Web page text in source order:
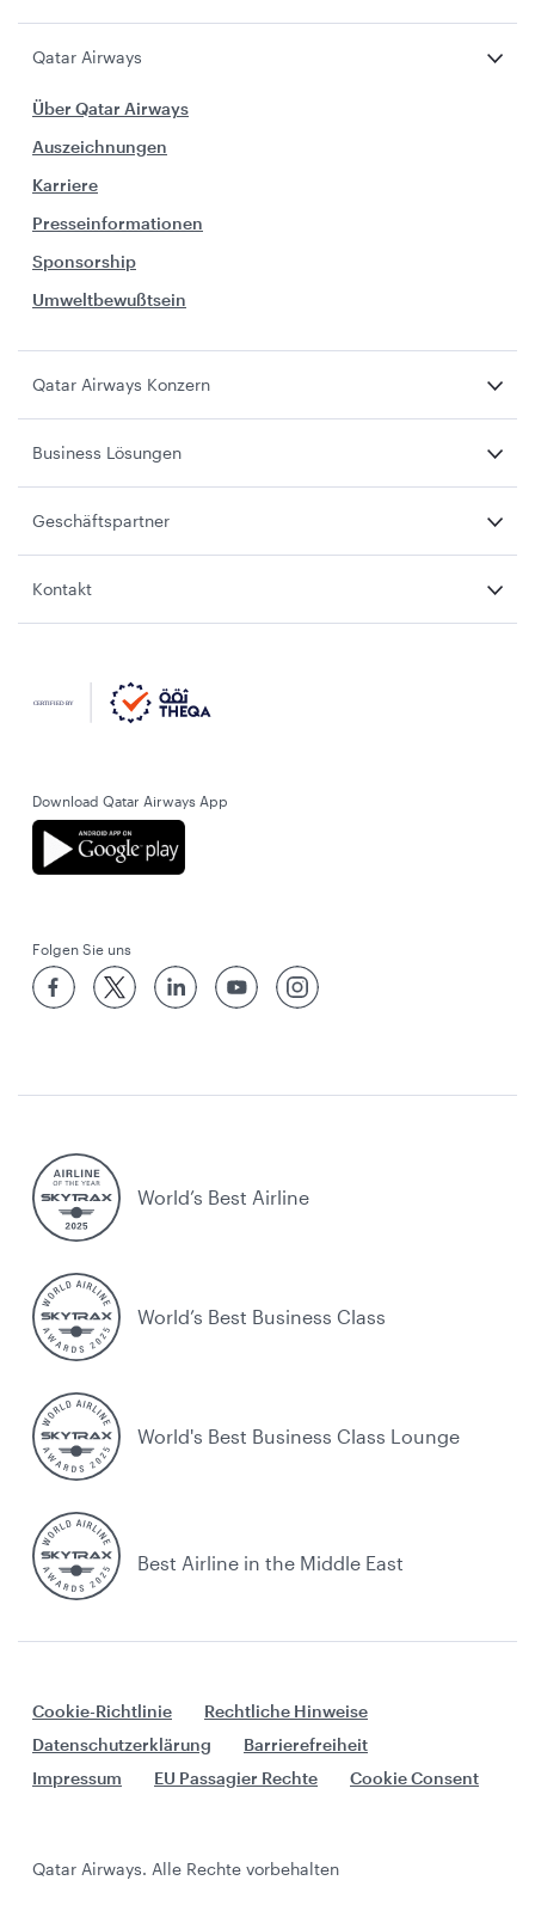
Qatar Airways
Über Qatar Airways
Auszeichnungen
Karriere
Presseinformationen
Sponsorship
Umweltbewußtsein
Qatar Airways Konzern
Business Lösungen
Geschäftspartner
Kontakt
Download Qatar Airways App
Folgen Sie uns
World’s Best Airline
World’s Best Business Class
World's Best Business Class Lounge
Best Airline in the Middle East
Cookie-Richtlinie
Rechtliche Hinweise
Datenschutzerklärung
Barrierefreiheit
Impressum
EU Passagier Rechte Cookie Consent
Qatar Airways. Alle Rechte vorbehalten